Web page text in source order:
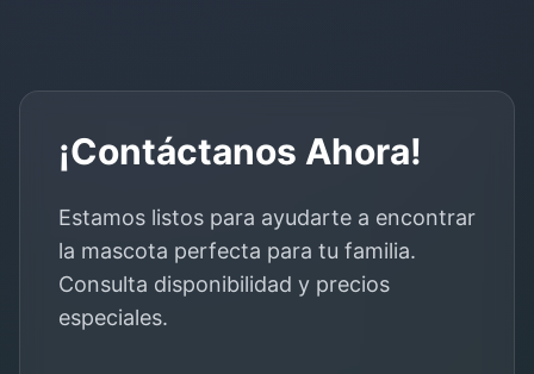
¡Contáctanos Ahora!
Estamos listos para ayudarte a encontrar
la mascota perfecta para tu familia.
Consulta disponibilidad y precios
especiales.